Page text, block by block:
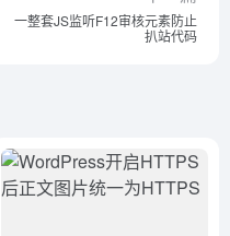
一整套JS监听F12审核元素防止
扒站代码